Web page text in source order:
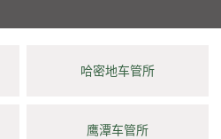
哈密地车管所
鹰潭车管所